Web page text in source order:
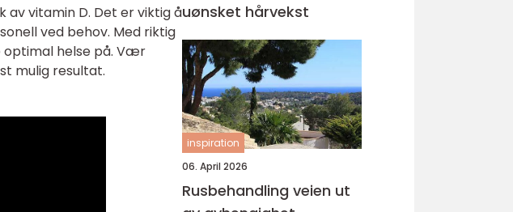
vitamin D. Det er viktig å
ved behov. Med riktig
helse på. Vær
mulig resultat.
uønsket hårvekst
inspiration
06. April 2026
Rusbehandling veien ut